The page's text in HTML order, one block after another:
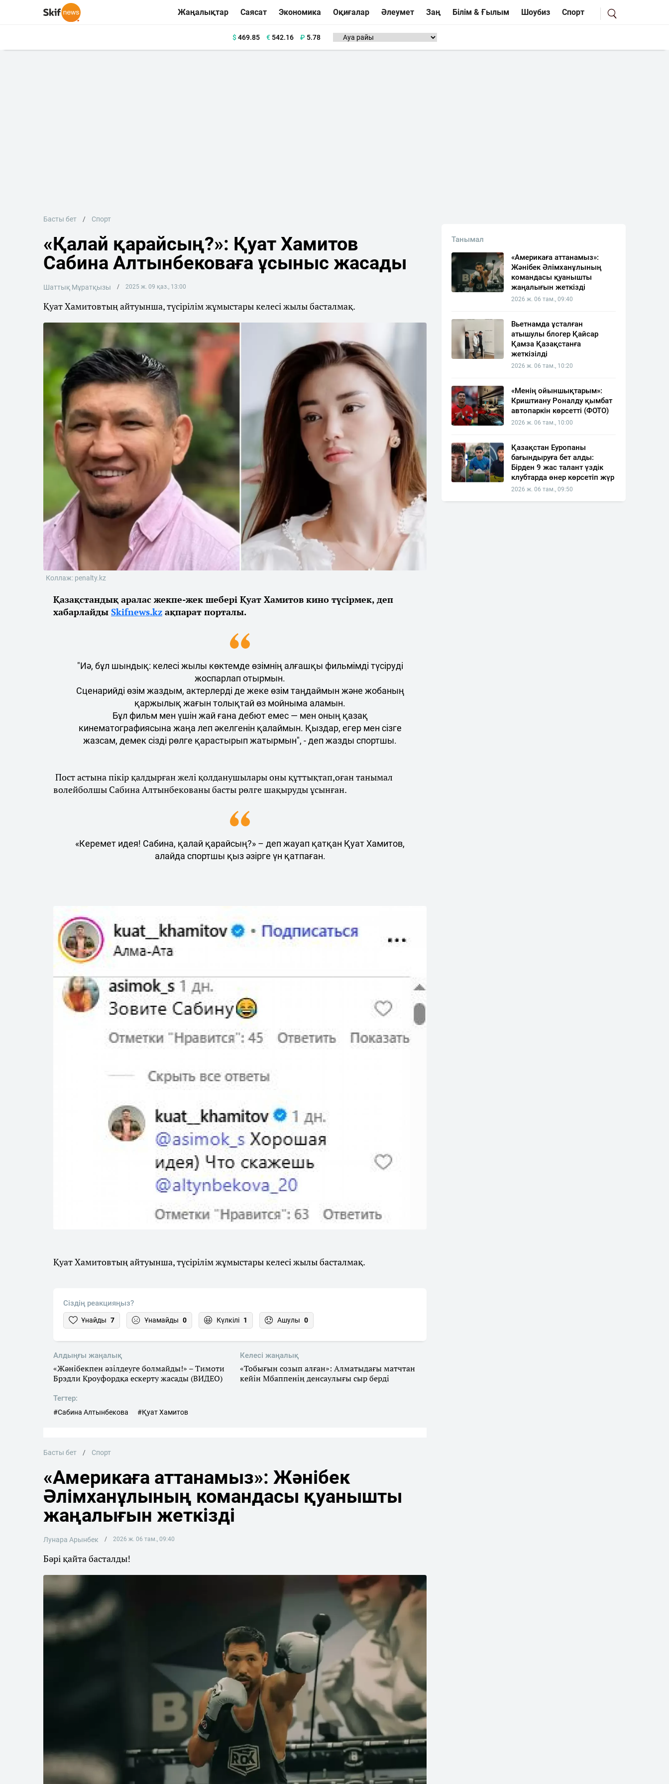
Жаңалықтар Саясат Экономика Оқиғалар Әлеумет Заң Білім & Ғылым Шоубиз Спорт
$469.85 €542.16 ₽ 5.78
Басты бет Спорт
«Қалай қарайсың?»: Қуат Хамитов
Сабина Алтынбековаға ұсыныс жасады
Шаттық Мұратқызы 2025 ж. 09 қаз., 13:00
Қуат Хамитовтың айтуынша, түсірілім жұмыстары келесі жылы басталмақ.
Коллаж: penalty.kz
Қазақстандық аралас жекпе-жек шебері Қуат Хамитов кино түсірмек, деп
хабарлайды Skifnews.kz ақпарат порталы.
"Иә, бұл шындық: келесі жылы көктемде өзімнің алғашқы фильмімді түсіруді
жоспарлап отырмын.
Сценарийді өзім жаздым, актерлерді де жеке өзім таңдаймын және жобаның
қаржылық жағын толықтай өз мойныма аламын.
Бұл фильм мен үшін жай ғана дебют емес — мен оның қазақ
кинематографиясына жаңа леп әкелгенін қалаймын. Қыздар, егер мен сізге
жазсам, демек сізді рөлге қарастырып жатырмын", - деп жазды спортшы.
Пост астына пікір қалдырған желі қолданушылары оны құттықтап,оған танымал
волейболшы Сабина Алтынбекованы басты рөлге шақыруды ұсынған.
«Керемет идея! Сабина, қалай қарайсың?» – деп жауап қатқан Қуат Хамитов,
алайда спортшы қыз әзірге үн қатпаған.
Қуат Хамитовтың айтуынша, түсірілім жұмыстары келесі жылы басталмақ.
Сіздің реакцияңыз?
Ұнайды 7 Ұнамайды 0 Күлкілі 1 Ашулы 0
Алдыңғы жаңалық
«Жәнібекпен әзілдеуге болмайды!» – Тимоти
Брэдли Кроуфордқа ескерту жасады (ВИДЕО)
Келесі жаңалық
«Тобығын созып алған»: Алматыдағы матчтан
кейін Мбаппенің денсаулығы сыр берді
Тегтер:
#Сабина Алтынбекова #Қуат Хамитов
Басты бет Спорт
«Америкаға аттанамыз»: Жәнібек
Әлімханұлының командасы қуанышты
жаңалығын жеткізді
Лунара Арынбек 2026 ж. 06 там., 09:40
Бәрі қайта басталды!
Танымал
«Америкаға аттанамыз»:
Жәнібек Әлімханұлының
командасы қуанышты
жаңалығын жеткізді
2026 ж. 06 там., 09:40
Вьетнамда ұсталған
атышулы блогер Қайсар
Қамза Қазақстанға
жеткізілді
2026 ж. 06 там., 10:20
«Менің ойыншықтарым»:
Криштиану Роналду қымбат
автопаркін көрсетті (ФОТО)
2026 ж. 06 там., 10:00
Қазақстан Еуропаны
бағындыруға бет алды:
Бірден 9 жас талант үздік
клубтарда өнер көрсетіп жүр
2026 ж. 06 там., 09:50